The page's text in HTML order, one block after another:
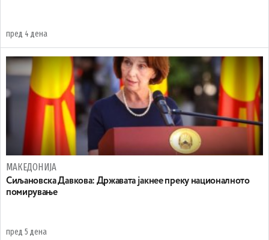
пред 4 дена
МАКЕДОНИЈА
Сиљановска Давкова: Државата јакнее преку националното
помирување
пред 5 дена